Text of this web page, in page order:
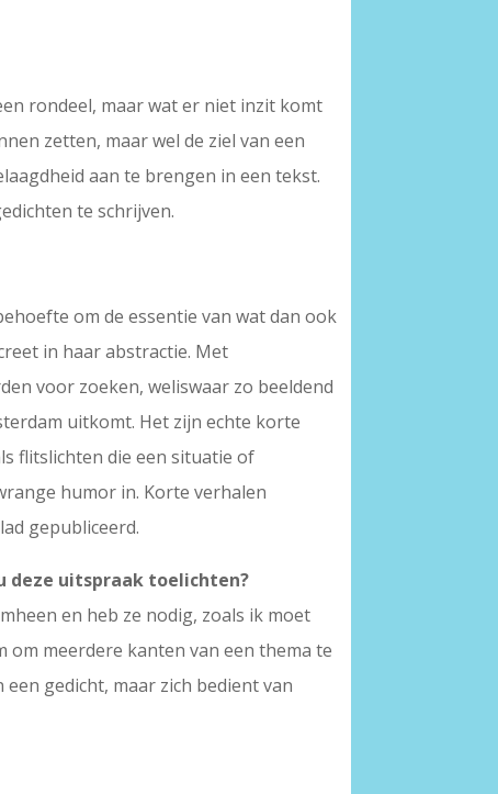
rondeel, maar wat er niet inzit komt
zetten, maar wel de ziel van een
aan te brengen in een tekst.
te schrijven.
om de essentie van wat dan ook
in haar abstractie. Met
voor zoeken, weliswaar zo beeldend
uitkomt. Het zijn echte korte
flitslichten die een situatie of
humor in. Korte verhalen
gepubliceerd.
deze uitspraak toelichten?
en heb ze nodig, zoals ik moet
om meerdere kanten van een thema te
gedicht, maar zich bedient van